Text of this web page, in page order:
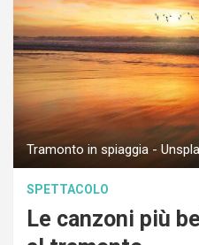
Tramonto in spiaggia -
SPETTACOLO
Le canzoni più